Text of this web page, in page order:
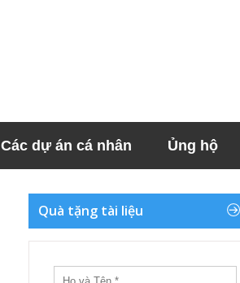
Các dự án cá nhân Ủng hộ
Quà tặng tài liệu